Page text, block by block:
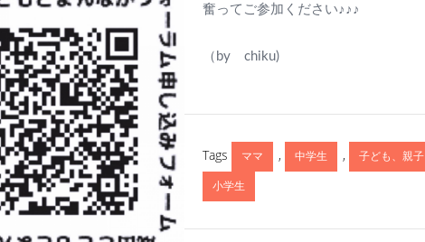
奮ってご参加ください♪♪♪
（by chiku)
Tags ママ , 中学生 , 子ども、親子
小学生